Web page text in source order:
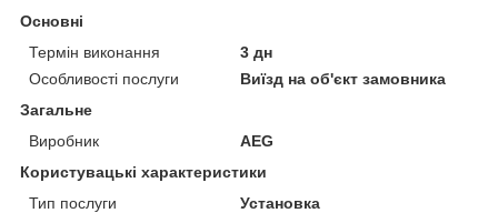
Основні
Термін виконання
3 дн
Особливості послуги
Виїзд на об'єкт замовника
Загальне
Виробник
AEG
Користувацькі характеристики
Тип послуги
Установка